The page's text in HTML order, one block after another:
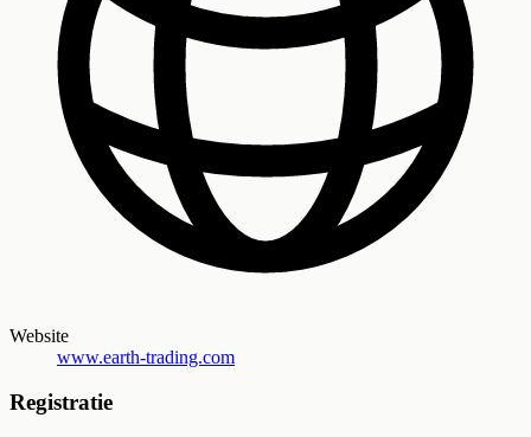
Website
www.earth-trading.com
Registratie